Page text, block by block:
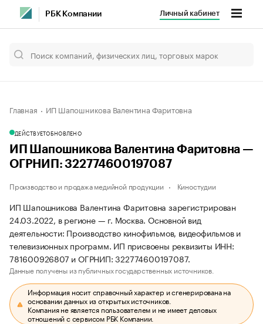
РБК Компании Личный кабинет
Главная ИП Шапошникова Валентина Фаритовна
ДЕЙСТВУЕТОБНОВЛЕНО
ИП Шапошникова Валентина Фаритовна —
ОГРНИП: 322774600197087
Производство и продажа медийной продукции Киностудии
ИП Шапошникова Валентина Фаритовна зарегистрирован
24.03.2022, в регионе — г. Москва. Основной вид
деятельности: Производство кинофильмов, видеофильмов и
телевизионных программ. ИП присвоены реквизиты ИНН:
781600926807 и ОГРНИП: 322774600197087.
Данные получены из публичных государственных источников.
Информация носит справочный характер и сгенерирована на
основании данных из открытых источников.
Компания не является пользователем и не имеет деловых
отношений с сервисом РБК Компании.